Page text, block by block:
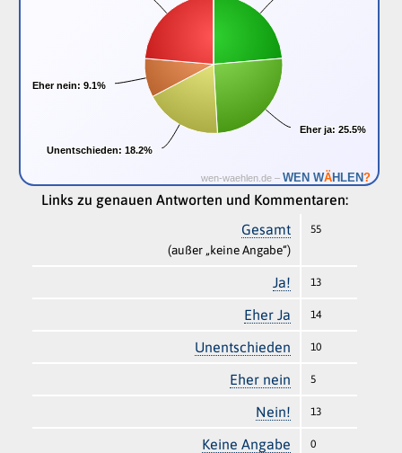
Eher ja: 25.5%
Eher ja: 25.5%
Unentschieden: 18.2%
Unentschieden: 18.2%
Eher nein: 9.1%
Eher nein: 9.1%
wen-waehlen.de – WEN WÄHLEN?
Links zu genauen Antworten und Kommentaren:
Gesamt
(außer „keine Angabe“)
55
Ja! 13
Eher Ja 14
Unentschieden 10
Eher nein 5
Nein! 13
Keine Angabe 0